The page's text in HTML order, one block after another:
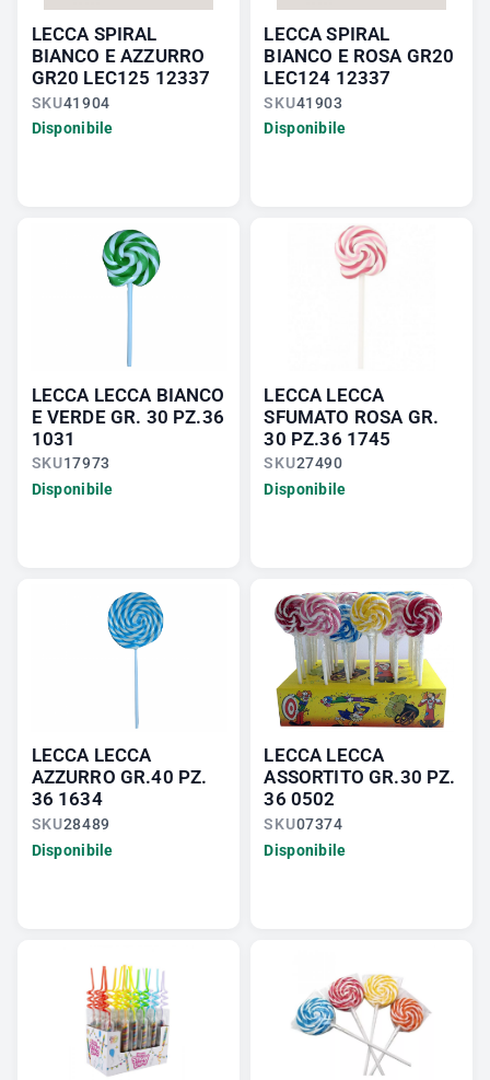
LECCA SPIRAL
BIANCO E AZZURRO
GR20 LEC125 12337
SKU41904
Disponibile
LECCA SPIRAL
BIANCO E ROSA GR20
LEC124 12337
SKU41903
Disponibile
LECCA LECCA BIANCO
E VERDE GR. 30 PZ.36
1031
SKU17973
Disponibile
LECCA LECCA
SFUMATO ROSA GR.
30 PZ.36 1745
SKU27490
Disponibile
LECCA LECCA
AZZURRO GR.40 PZ.
36 1634
SKU28489
Disponibile
LECCA LECCA
ASSORTITO GR.30 PZ.
36 0502
SKU07374
Disponibile